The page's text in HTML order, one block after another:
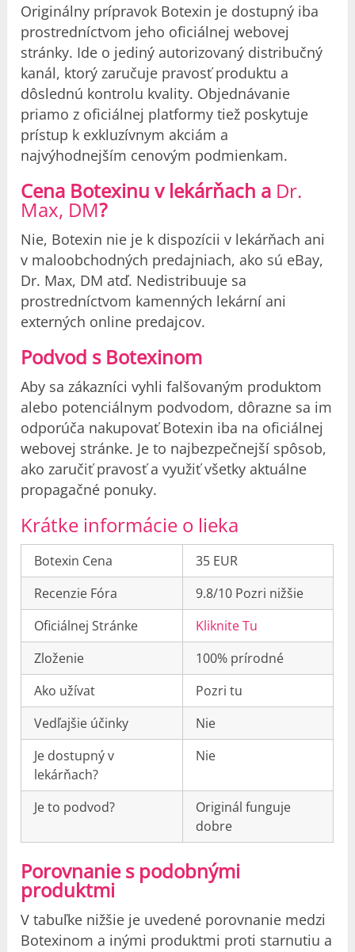
Originálny prípravok Botexin je dostupný iba
prostredníctvom jeho oficiálnej webovej
stránky. Ide o jediný autorizovaný distribučný
kanál, ktorý zaručuje pravosť produktu a
dôslednú kontrolu kvality. Objednávanie
priamo z oficiálnej platformy tiež poskytuje
prístup k exkluzívnym akciám a
najvýhodnejším cenovým podmienkam.
Cena Botexinu v lekárňach a Dr.
Max, DM?
Nie, Botexin nie je k dispozícii v lekárňach ani
v maloobchodných predajniach, ako sú eBay,
Dr. Max, DM atď. Nedistribuuje sa
prostredníctvom kamenných lekární ani
externých online predajcov.
Podvod s Botexinom
Aby sa zákazníci vyhli falšovaným produktom
alebo potenciálnym podvodom, dôrazne sa im
odporúča nakupovať Botexin iba na oficiálnej
webovej stránke. Je to najbezpečnejší spôsob,
ako zaručiť pravosť a využiť všetky aktuálne
propagačné ponuky.
Krátke informácie o lieka
Botexin Cena
35 EUR
Recenzie Fóra
9.8/10 Pozri nižšie
Oficiálnej Stránke
Kliknite Tu
Zloženie
100% prírodné
Ako užívat
Pozri tu
Vedľajšie účinky
Nie
Je dostupný v
lekárňach?
Nie
Je to podvod?
Originál funguje
dobre
Porovnanie s podobnými
produktmi
V tabuľke nižšie je uvedené porovnanie medzi
Botexinom a inými produktmi proti starnutiu a